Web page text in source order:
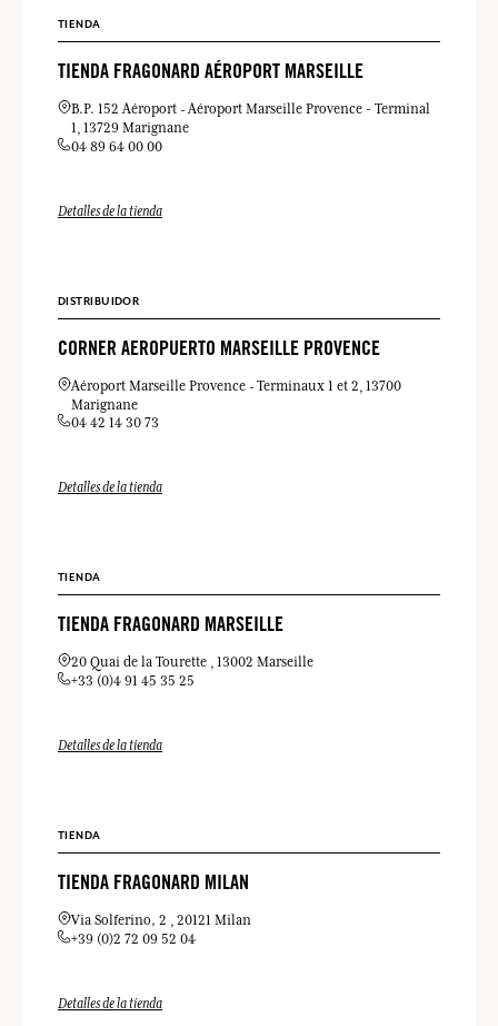
TIENDA
TIENDA FRAGONARD AÉROPORT MARSEILLE
B.P. 152 Aéroport
Aéroport Marseille Provence - Terminal
1 13729 Marignane
04 89 64 00 00
Detalles de la tienda
DISTRIBUIDOR
CORNER AEROPUERTO MARSEILLE PROVENCE
Aéroport Marseille Provence Terminaux 1 et 2 13700
Marignane
04 42 14 30 73
Detalles de la tienda
TIENDA
TIENDA FRAGONARD MARSEILLE
20 Quai de la Tourette
13002 Marseille
+33 (0)4 91 45 35 25
Detalles de la tienda
TIENDA
TIENDA FRAGONARD MILAN
Via Solferino, 2
20121 Milan
+39 (0)2 72 09 52 04
Detalles de la tienda